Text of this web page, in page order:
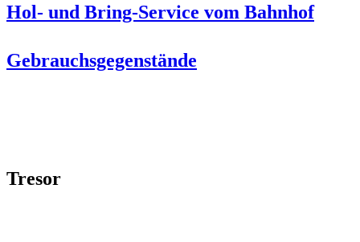
Hol- und Bring-Service vom Bahnhof
Gebrauchsgegenstände
Tresor